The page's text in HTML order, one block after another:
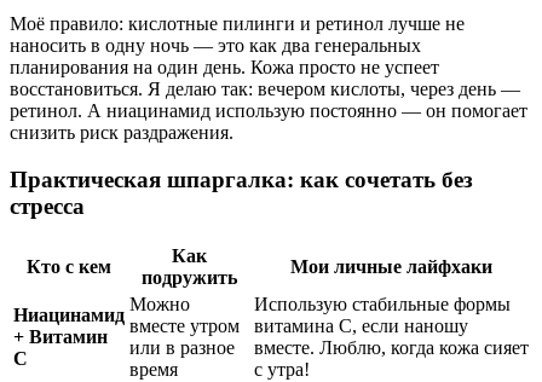
Моё правило: кислотные пилинги и ретинол лучше не
наносить в одну ночь — это как два генеральных
планирования на один день. Кожа просто не успеет
восстановиться. Я делаю так: вечером кислоты, через день —
ретинол. А ниацинамид использую постоянно — он помогает
снизить риск раздражения.
Практическая шпаргалка: как сочетать без
стресса
Кто с кем
Как
подружить
Мои личные лайфхаки
Ниацинамид
+ Витамин
С
Можно
вместе утром
или в разное
время
Использую стабильные формы
витамина С, если наношу
вместе. Люблю, когда кожа сияет
с утра!